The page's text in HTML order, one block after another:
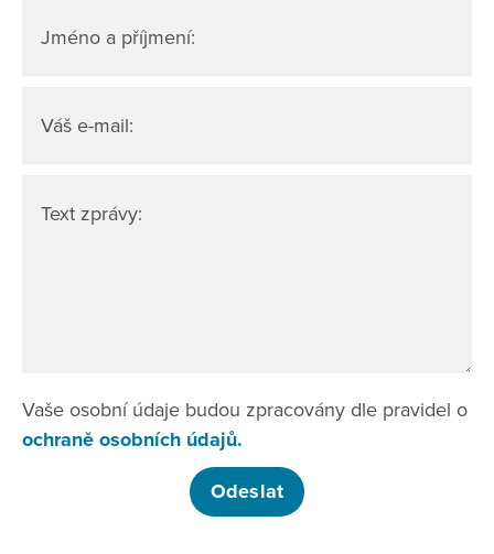
Jméno a příjmení:
Váš e-mail:
Text zprávy:
Vaše osobní údaje budou zpracovány dle pravidel o
ochraně osobních údajů.